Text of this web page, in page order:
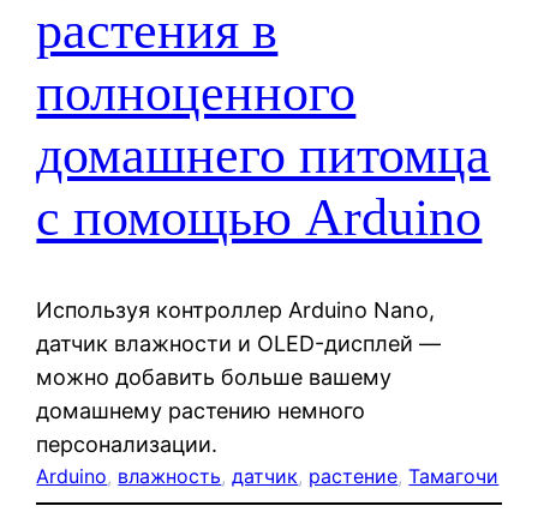
растения в
полноценного
домашнего питомца
с помощью Arduino
Используя контроллер Arduino Nano,
датчик влажности и OLED-дисплей —
можно добавить больше вашему
домашнему растению немного
персонализации.
Arduino, влажность, датчик, растение, Тамагочи